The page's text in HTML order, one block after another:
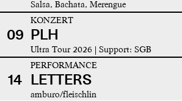
Salsa, Bachata, Merengue
09
KONZERT
PLH
Ultra Tour 2026 | Support: SGB
14
PERFORMANCE
LETTERS
amburo/fleischlin